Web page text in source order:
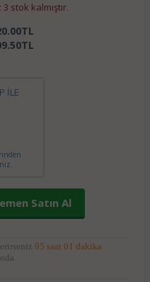
stok kalmıştır.
TL
TL
İLE
Satın Al
95 saat 01 dakika